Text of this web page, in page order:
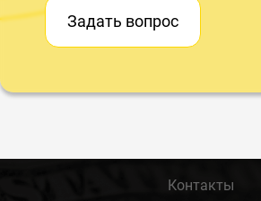
Задать вопрос
Контакты